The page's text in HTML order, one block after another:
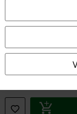
Likvidace odpadu a
Informace o
Nastavení souborů
Odstoupení od